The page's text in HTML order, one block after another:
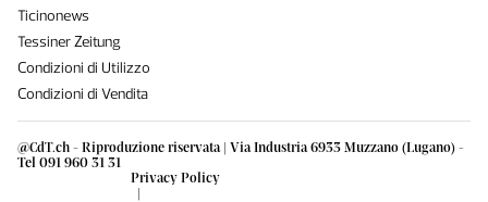
@CdT.ch - Riproduzione riservata | Via Industria 6933 Muzzano (Lugano) -
Tel 091 960 31 31
Privacy Policy
|
Ticinonews
Tessiner Zeitung
Condizioni di Utilizzo
Condizioni di Vendita